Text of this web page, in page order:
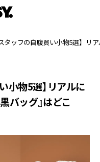
スタッフの自腹買い小物5選】
小物5選】リアルに
バッグ』はどこ